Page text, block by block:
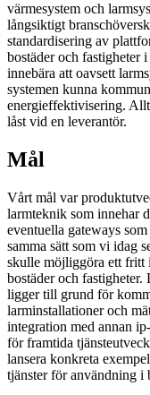
värmesystem och
långsiktigt
standardisering av
bostäder och fastigheter
innebära att oavsett
systemen kunna
energieffektivisering.
låst vid en leverantör.
Mål
Vårt mål var
larmteknik som innehar
eventuella gateways
samma sätt som vi idag
skulle möjliggöra ett fritt
bostäder och
ligger till grund för
larminstallationer och
integration med annan
för framtida
lansera konkreta
tjänster för användning i